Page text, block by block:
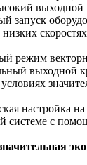
запуск
режим
выходной
настройка
системе с